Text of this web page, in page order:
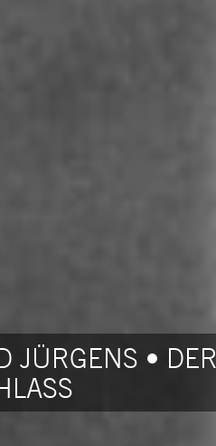
JÜRGENS • DER